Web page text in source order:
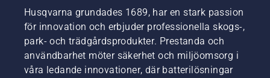
Husqvarna grundades 1689, har en stark passion
för innovation och erbjuder professionella skogs-,
park- och trädgårdsprodukter. Prestanda och
användbarhet möter säkerhet och miljöomsorg i
våra ledande innovationer, där batterilösningar